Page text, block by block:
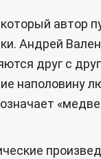
Андрей
друг с